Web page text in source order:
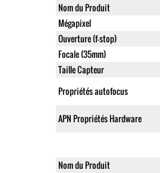
Nom du Produit
Mégapixel
Ouverture (f-stop)
Focale (35mm)
Taille Capteur
Propriétés autofocus
APN Propriétés Hardware
Nom du Produit